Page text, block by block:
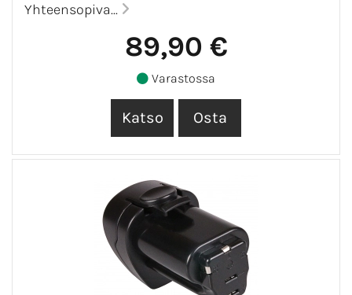
Yhteensopiva...
89,90 €
Varastossa